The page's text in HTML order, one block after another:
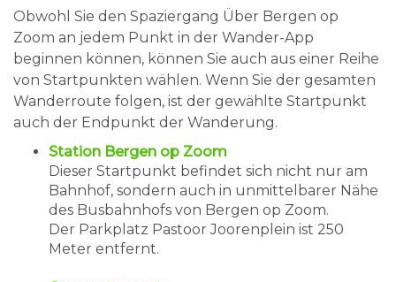
Obwohl Sie den Spaziergang Über Bergen op
Zoom an jedem Punkt in der Wander-App
beginnen können, können Sie auch aus einer Reihe
von Startpunkten wählen. Wenn Sie der gesamten
Wanderroute folgen, ist der gewählte Startpunkt
auch der Endpunkt der Wanderung.
Station Bergen op Zoom
Dieser Startpunkt befindet sich nicht nur am
Bahnhof, sondern auch in unmittelbarer Nähe
des Busbahnhofs von Bergen op Zoom.
Der Parkplatz Pastoor Joorenplein ist 250
Meter entfernt.